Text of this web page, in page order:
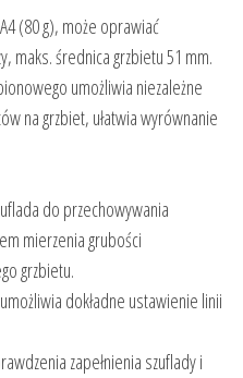
(80 g), może oprawiać
maks. średnica grzbietu 51 mm.
umożliwia niezależne
na grzbiet, ułatwia wyrównanie
do przechowywania
mierzenia grubości
grzbietu.
dokładne ustawienie linii
zapełnienia szuflady i